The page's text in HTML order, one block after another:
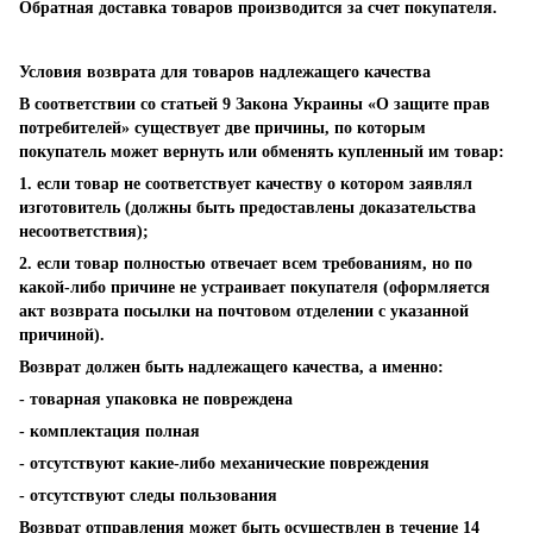
Обратная доставка товаров производится за счет покупателя.
Условия возврата для товаров надлежащего качества
В соответствии со статьей 9 Закона Украины «О защите прав
потребителей» существует две причины, по которым
покупатель может вернуть или обменять купленный им товар:
1. если товар не соответствует качеству о котором заявлял
изготовитель (должны быть предоставлены доказательства
несоответствия);
2. если товар полностью отвечает всем требованиям, но по
какой-либо причине не устраивает покупателя (оформляется
акт возврата посылки на почтовом отделении с указанной
причиной).
Возврат должен быть надлежащего качества, а именно:
- товарная упаковка не повреждена
- комплектация полная
- отсутствуют какие-либо механические повреждения
- отсутствуют следы пользования
Возврат отправления может быть осуществлен в течение 14